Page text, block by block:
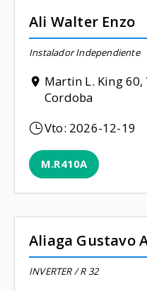
Ali Walter Enzo
Instalador Independiente
Martin L. King 60,
Cordoba
Vto: 2026-12-19
M.R410A
Aliaga Gustavo
INVERTER / R 32